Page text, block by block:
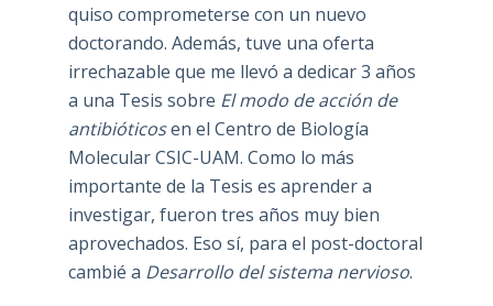
quiso comprometerse con un nuevo
doctorando. Además, tuve una oferta
irrechazable que me llevó a dedicar 3 años
a una Tesis sobre El modo de acción de
antibióticosen el Centro de Biología
Molecular CSIC-UAM. Como lo más
importante de la Tesis es aprender a
investigar, fueron tres años muy bien
aprovechados. Eso sí, para el post-doctoral
cambié a Desarrollo del sistema nervioso.